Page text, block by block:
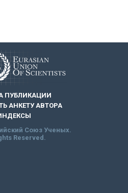
ПУБЛИКАЦИИ
АНКЕТУ АВТОРА
Союз Ученых.
Reserved.